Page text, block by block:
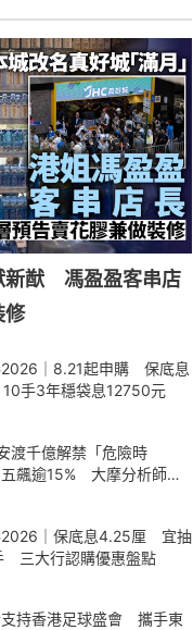
新猷 馮盈盈客串店
修
2026｜8.21起申購 保底息
手3年穩袋息12750元
渡千億解禁「危險時
飆逾15% 大摩分析師神
2026｜保底息4.25厘 宜抽
三大行認購優惠盤點
支持香港足球盛會 攜手東